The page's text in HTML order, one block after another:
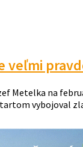
veľmi
Metelka na
vybojoval